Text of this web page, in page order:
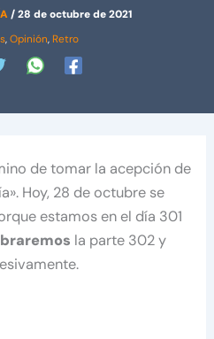
/28 de octubre de 2021
,Opinión, Retro
de tomar la acepción de
Hoy, 28 de octubre se
estamos en el día 301
la parte 302 y